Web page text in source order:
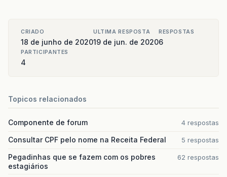
CRIADO
18 de junho de 2020
ULTIMA RESPOSTA
19 de jun. de 2020
RESPOSTAS
6
PARTICIPANTES
4
Topicos relacionados
Componente de forum 4 respostas
Consultar CPF pelo nome na Receita Federal 5 respostas
Pegadinhas que se fazem com os pobres
estagiários
62 respostas